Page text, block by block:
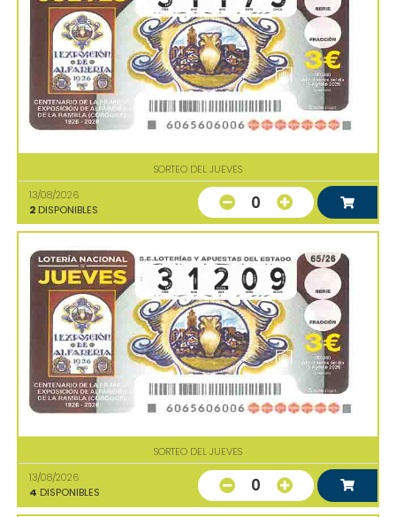
SORTEO DEL JUEVES
13/08/2026
2 DISPONIBLES 0
SORTEO DEL JUEVES
13/08/2026
4 DISPONIBLES 0